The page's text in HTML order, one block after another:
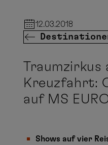
12.03.2018
Traumzirkus
Kreuzfahrt:
auf MS
Shows auf vier